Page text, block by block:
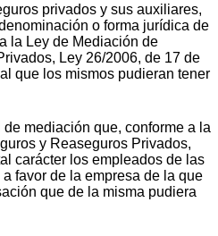
privados y sus auxiliares,
o forma jurídica de
la Ley de Mediación de
Ley 26/2006, de 17 de
que los mismos pudieran tener
mediación que, conforme a la
y Reaseguros Privados,
carácter los empleados de las
favor de la empresa de la que
que de la misma pudiera